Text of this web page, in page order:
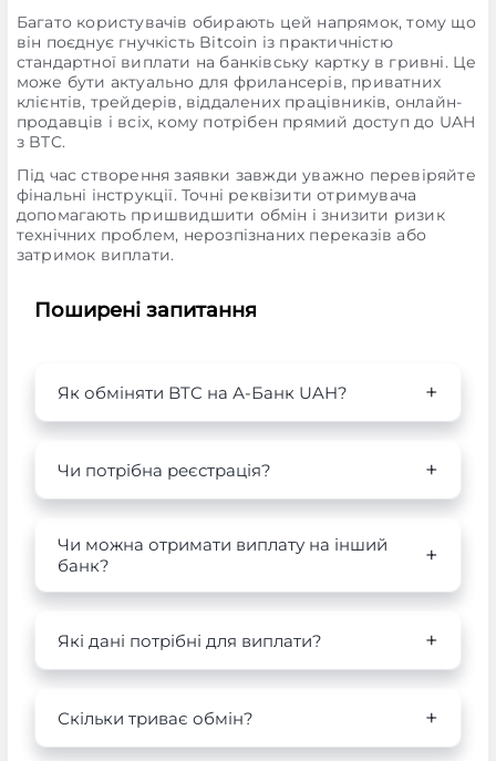
Багато користувачів обирають цей напрямок, тому що
він поєднує гнучкість Bitcoin із практичністю
стандартної виплати на банківську картку в гривні. Це
може бути актуально для фрилансерів, приватних
клієнтів, трейдерів, віддалених працівників, онлайн-
продавців і всіх, кому потрібен прямий доступ до UAH
з BTC.
Під час створення заявки завжди уважно перевіряйте
фінальні інструкції. Точні реквізити отримувача
допомагають пришвидшити обмін і знизити ризик
технічних проблем, нерозпізнаних переказів або
затримок виплати.
Поширені запитання
Як обміняти BTC на А-Банк UAH?
Чи потрібна реєстрація?
Чи можна отримати виплату на інший
банк?
Які дані потрібні для виплати?
Скільки триває обмін?